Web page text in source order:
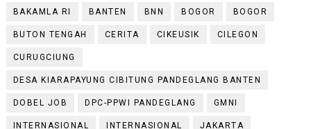
BAKAMLA RI BANTEN BNN BOGOR BOGOR
BUTON TENGAH CERITA CIKEUSIK CILEGON
CURUGCIUNG
DESA KIARAPAYUNG CIBITUNG PANDEGLANG BANTEN
DOBEL JOB DPC-PPWI PANDEGLANG GMNI
INTERNASIONAL INTERNASIONAL JAKARTA